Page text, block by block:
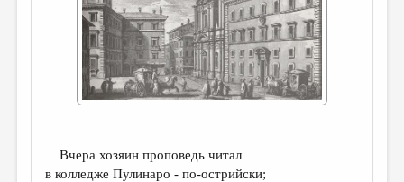
ОТДЕЛЫ И РУБРИКИ
ИЗБРАННОЕ
ДАЙДЖЕСТ
ПРОИЗВЕДЕНИЯ
КОНКУРСЫ
Вчера хозяин проповедь читал
в колледже Пулинаро - по-острийски;